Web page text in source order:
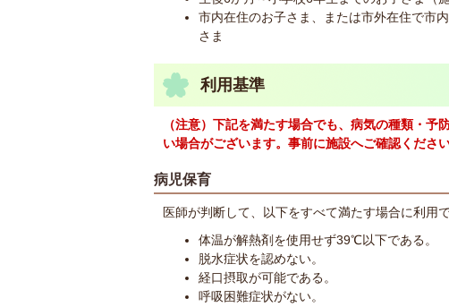
市内在住のお子さま、または市外在住で市
さま
利用基準
（注意）下記を満たす場合でも、病気の種類・
い場合がございます。事前に施設へご確認ください
病児保育
医師が判断して、以下をすべて満たす場合に利用
体温が解熱剤を使用せず39℃以下である。
脱水症状を認めない。
経口摂取が可能である。
呼吸困難症状がない。